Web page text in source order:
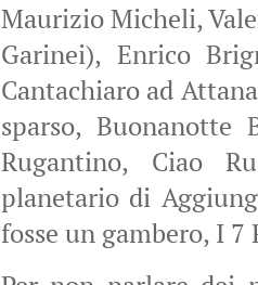
Maurizio Micheli,
Garinei), Enrico
Cantachiaro ad
sparso,
Rugantino, Ciao
planetario di
fosse un gambero, I 7